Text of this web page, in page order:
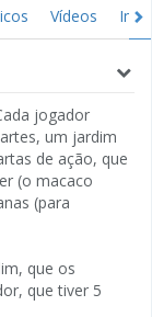
Vídeos
jogador
um jardim
de ação, que
(o macaco
(para
que os
que tiver 5